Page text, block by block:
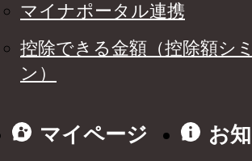
マイナポータル連携
控除できる金額（控除額シ
ン）
マイページ
お